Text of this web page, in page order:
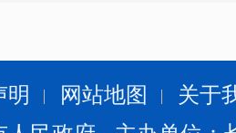
明 网站地图
关于